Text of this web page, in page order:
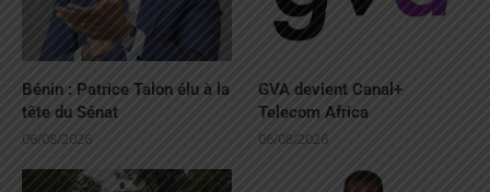
Bénin : Patrice Talon élu à la
tête du Sénat
06/08/2026
GVA devient Canal+
Telecom Africa
06/08/2026